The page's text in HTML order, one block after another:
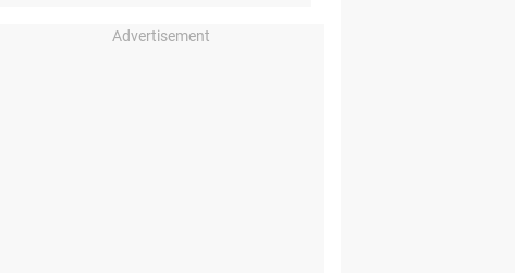
Advertisement